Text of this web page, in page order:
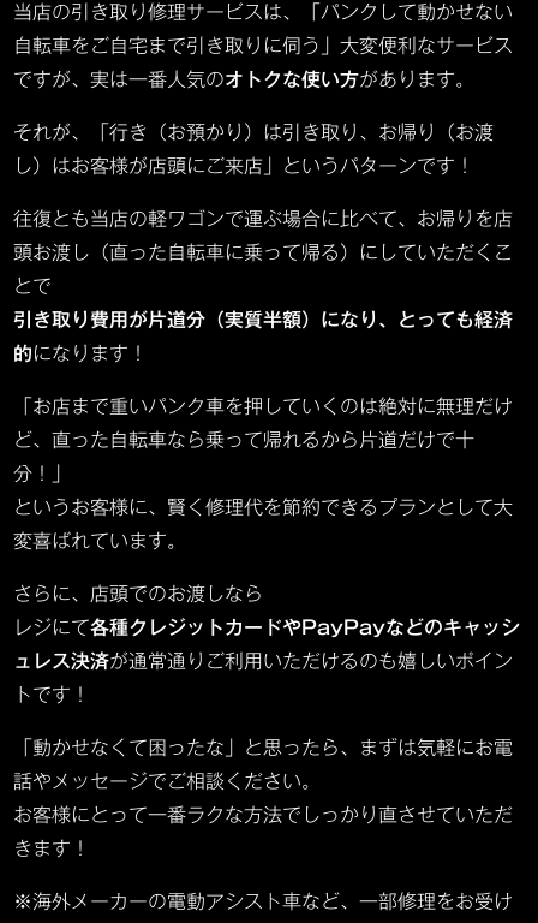
当店の引き取り修理サービスは、「パンクして動かせない
自転車をご自宅まで引き取りに伺う」大変便利なサービス
ですが、実は一番人気のオトクな使い方があります。
それが、「行き（お預かり）は引き取り、お帰り（お渡
し）はお客様が店頭にご来店」というパターンです！
往復とも当店の軽ワゴンで運ぶ場合に比べて、お帰りを店
頭お渡し（直った自転車に乗って帰る）にしていただくこ
とで
引き取り費用が片道分（実質半額）になり、とっても経済
的になります！
「お店まで重いパンク車を押していくのは絶対に無理だけ
ど、直った自転車なら乗って帰れるから片道だけで十
分！」
というお客様に、賢く修理代を節約できるプランとして大
変喜ばれています。
さらに、店頭でのお渡しなら
レジにて各種クレジットカードやPayPayなどのキャッシ
ュレス決済が通常通りご利用いただけるのも嬉しいポイン
トです！
「動かせなくて困ったな」と思ったら、まずは気軽にお電
話やメッセージでご相談ください。
お客様にとって一番ラクな方法でしっかり直させていただ
きます！
※海外メーカーの電動アシスト車など、一部修理をお受け